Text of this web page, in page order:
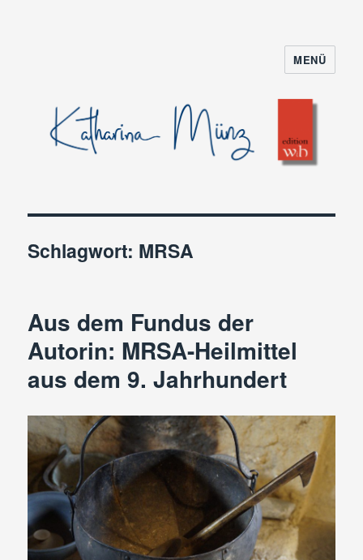
MENÜ
Schlagwort: MRSA
Aus dem Fundus der
Autorin: MRSA-Heilmittel
aus dem 9. Jahrhundert